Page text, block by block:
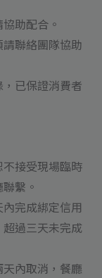
助配合。
聯絡團隊協助
已保證消費者
接受現場臨時
繫。
完成綁定信用
過三天未完成
內取消，餐廳